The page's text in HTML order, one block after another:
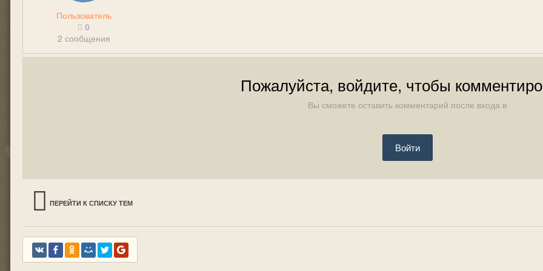
Пользователь
0
2 сообщения
Пожалуйста, войдите, чтобы
Вы сможете оставить комментарий после входа в
Войти
ПЕРЕЙТИ К СПИСКУ ТЕМ